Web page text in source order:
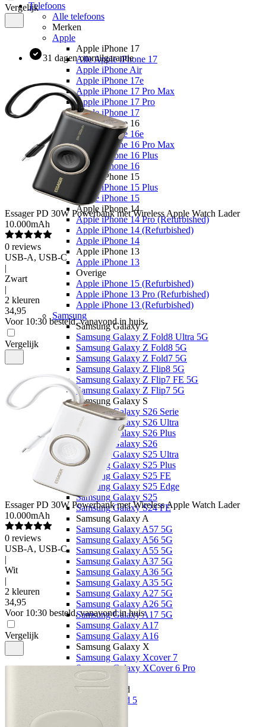
Telefoons
Alle telefoons
Merken
Apple
Apple iPhone 17
Alle Apple iPhone 17
Apple iPhone Air
Apple iPhone 17e
Apple iPhone 17 Pro Max
Apple iPhone 17 Pro
Apple iPhone 17
Apple iPhone 16
Apple iPhone 16e
Apple iPhone 16 Pro Max
Apple iPhone 16 Plus
Apple iPhone 16
Apple iPhone 15
Apple iPhone 15 Plus
Apple iPhone 15
Apple iPhone 14
Apple iPhone 14 Pro (Refurbished)
Apple iPhone 14 (Refurbished)
Apple iPhone 14
Apple iPhone 13
Apple iPhone 13
Overige
Apple iPhone 15 (Refurbished)
Apple iPhone 13 Pro (Refurbished)
Apple iPhone 13 (Refurbished)
Samsung
Samsung Galaxy Z
Samsung Galaxy Z Fold8 Ultra 5G
Samsung Galaxy Z Fold8 5G
Samsung Galaxy Z Fold7 5G
Samsung Galaxy Z Flip8 5G
Samsung Galaxy Z Flip7 FE 5G
Samsung Galaxy Z Flip7 5G
Samsung Galaxy S
Samsung Galaxy S26 Serie
Samsung Galaxy S26 Ultra
Samsung Galaxy S26 Plus
Samsung Galaxy S26
Samsung Galaxy S25 Ultra
Samsung Galaxy S25 Plus
Samsung Galaxy S25 FE
Samsung Galaxy S25 Edge
Samsung Galaxy S25
Samsung Galaxy S24 FE
Samsung Galaxy A
Samsung Galaxy A57 5G
Samsung Galaxy A56 5G
Samsung Galaxy A55 5G
Samsung Galaxy A37 5G
Samsung Galaxy A36 5G
Samsung Galaxy A35 5G
Samsung Galaxy A27 5G
Samsung Galaxy A26 5G
Samsung Galaxy A17 5G
Samsung Galaxy A17
Samsung Galaxy A16
Samsung Galaxy X
Samsung Galaxy Xcover 7
Samsung Galaxy XCover 6 Pro
OnePlus
OnePlus Nord
OnePlus Nord 5
Overige
OnePlus 15
Vergelijk
31 dagen omruilgarantie
Essager PD 30W Powerbank met Wireless Apple Watch Lader
10.000mAh
0 reviews
USB-A, USB-C
|
Zwart
|
2 kleuren
34,95
Voor 10:30 besteld, vanavond in huis
Vergelijk
Essager PD 30W Powerbank met Wireless Apple Watch Lader
10.000mAh
0 reviews
USB-A, USB-C
|
Wit
|
2 kleuren
34,95
Voor 10:30 besteld, vanavond in huis
Vergelijk